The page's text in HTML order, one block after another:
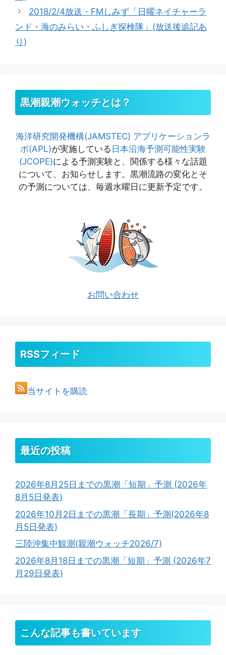
2018/2/4放送・FMしみず「日曜ネイチャーラ
ンド・海のみらい・ふしぎ探検隊」(放送後追記あ
り)
黒潮親潮ウォッチとは？
海洋研究開発機構(JAMSTEC) アプリケーションラ
ボ(APL)が実施している 日本沿海予測可能性実験
(JCOPE)による予測実験と、関係する様々な話題
について、お知らせします。黒潮流路の変化とそ
の予測については、毎週水曜日に更新予定です。
お問い合わせ
RSSフィード
当サイトを購読
最近の投稿
2026年8月25日までの黒潮「短期」予測 (2026年
8月5日発表)
2026年10月2日までの黒潮「長期」予測(2026年8
月5日発表)
三陸沖集中観測(親潮ウォッチ2026/7)
2026年8月18日までの黒潮「短期」予測 (2026年7
月29日発表)
こんな記事も書いています